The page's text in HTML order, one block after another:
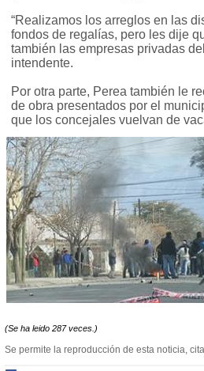
“Realizamos los arreglos en las
fondos de regalías, pero les dije
también las empresas privadas
intendente.
Por otra parte, Perea también le
de obra presentados por el
que los concejales vuelvan de
(Se ha leido 287 veces.)
Se permite la reproducción de esta noticia,